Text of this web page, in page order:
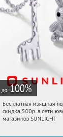
до 100%
08:13:14
Россия
Бесплатная изящная
скидка 500р. в сети
магазинов SUNLIGHT